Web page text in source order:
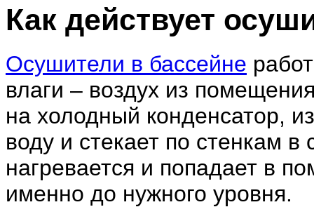
Как действует
Осушители в бассейне
влаги – воздух из
на холодный конденсатор,
воду и стекает по стенкам
нагревается и попадает в
именно до нужного уровня.